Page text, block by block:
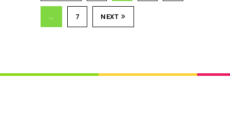
… 7 NEXT